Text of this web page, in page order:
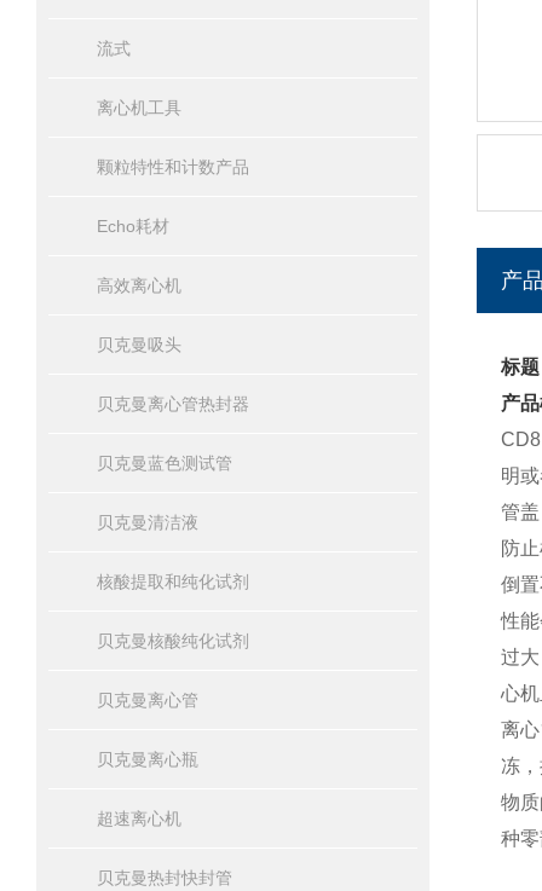
流式
离心机工具
颗粒特性和计数产品
Echo耗材
高效离心机
贝克曼吸头
贝克曼离心管热封器
贝克曼蓝色测试管
贝克曼清洁液
核酸提取和纯化试剂
贝克曼核酸纯化试剂
贝克曼离心管
贝克曼离心瓶
超速离心机
贝克曼热封快封管
产
标
产
明
管
防
倒
性
过
心
离
冻
物
种